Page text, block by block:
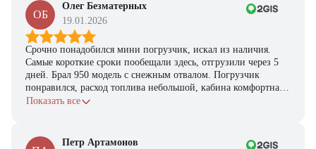
ОБ
Олег Безматерных
19.01.2026
Срочно понадобился мини погрузчик, искал из наличия.
Самые короткие сроки пообещали здесь, отгрузили через 5
дней. Брал 950 модель с снежным отвалом. Погрузчик
понравился, расход топлива небольшой, кабина комфортная,
с задачами справляется.
Показать все
Петр Артамонов